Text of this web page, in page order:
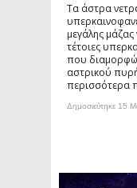
Τα άστρα
μεγάλης μάζας
τέτοιες
που
αστρικού
περισσότερα
Δημοσιεύτηκε 15